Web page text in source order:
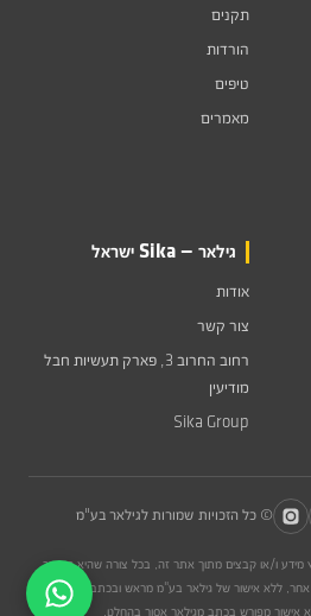
תקנים
הורדות
טיפים
מאמרים
גילאר — Sika ישראל
אודות
צור קשר
רחוב החרוב 3, פארק תעשיות חבל
מודיעין
Sika Group
© כל הזכויות שמורות לגילאר בע"מ
ו/או קבצים מתוך אתר זה, בכל צורה שהיא הן דרך
אחר, ללא אישור של גילאר בע"מ מראש ובכתב. כל שימוש
אישור מפורש בכתב מגילאר אסור בהחלט.